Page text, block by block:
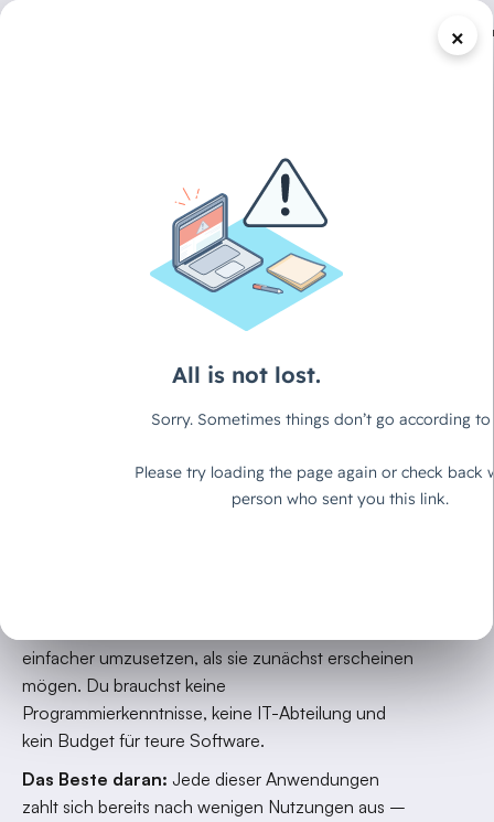
×
Playbook: 17 KI-
Anwendungen, die
dein Business sofort
produktiver machen
Warum dieses Playbook
einfacher umzusetzen, als sie zunächst erscheinen
mögen. Du brauchst keine
Programmierkenntnisse, keine IT-Abteilung und
kein Budget für teure Software.
Das Beste daran: Jede dieser Anwendungen
zahlt sich bereits nach wenigen Nutzungen aus –